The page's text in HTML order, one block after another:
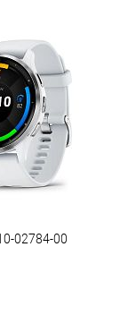
02784-00